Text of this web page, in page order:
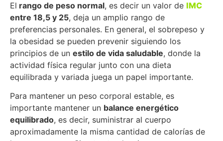
El rango de peso normal, es decir un valor de IMC
entre 18,5 y 25, deja un amplio rango de
preferencias personales. En general, el sobrepeso y
la obesidad se pueden prevenir siguiendo los
principios de un estilo de vida saludable, donde la
actividad física regular junto con una dieta
equilibrada y variada juega un papel importante.
Para mantener un peso corporal estable, es
importante mantener un balance energético
equilibrado, es decir, suministrar al cuerpo
aproximadamente la misma cantidad de calorías de